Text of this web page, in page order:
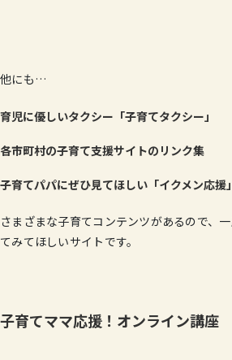
他にも…
育児に優しいタクシー「子育てタクシー」
各市町村の子育て支援サイトのリンク集
子育てパパにぜひ見てほしい「イクメン応
さまざまな子育てコンテンツがあるので、
てみてほしいサイトです。
子育てママ応援！オンライン講座